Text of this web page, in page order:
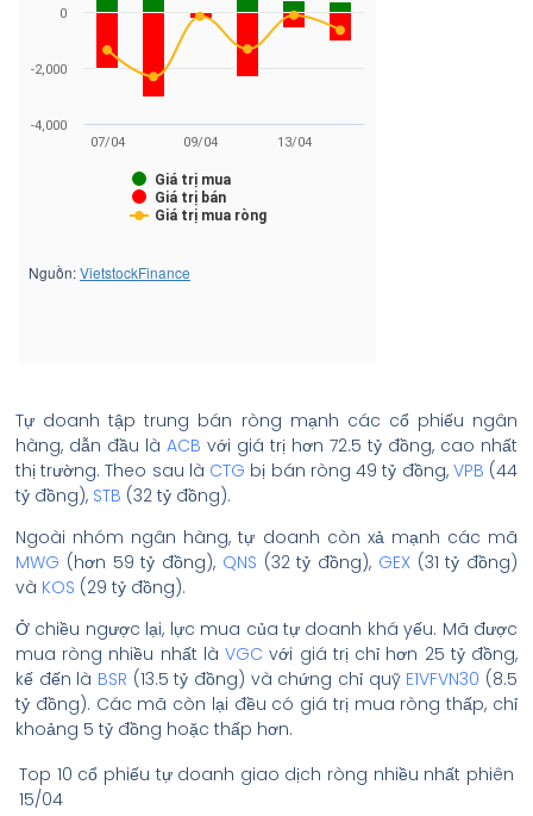
Tự doanh tập trung bán ròng mạnh các cổ phiếu ngân
hàng, dẫn đầu là ACB với giá trị hơn 72.5 tỷ đồng, cao nhất
thị trường. Theo sau là CTG bị bán ròng 49 tỷ đồng, VPB (44
tỷ đồng), STB (32 tỷ đồng).
Ngoài nhóm ngân hàng, tự doanh còn xả mạnh các mã
MWG (hơn 59 tỷ đồng), QNS (32 tỷ đồng), GEX(31 tỷ đồng)
và KOS (29 tỷ đồng).
Ở chiều ngược lại, lực mua của tự doanh khá yếu. Mã được
mua ròng nhiều nhất làVGC với giá trị chỉ hơn 25 tỷ đồng,
kế đến là BSR (13.5 tỷ đồng) và chứng chỉ quỹ E1VFVN30 (8.5
tỷ đồng). Các mã còn lại đều có giá trị mua ròng thấp, chỉ
khoảng 5 tỷ đồng hoặc thấp hơn.
Top 10 cổ phiếu tự doanh giao dịch ròng nhiều nhất phiên
15/04